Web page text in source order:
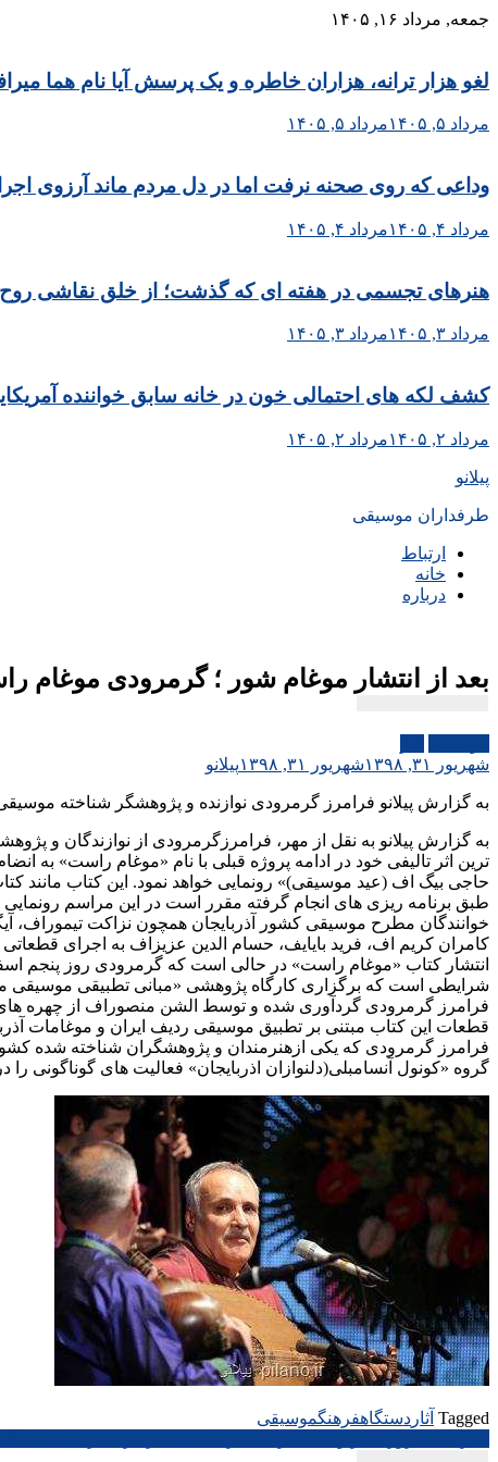
Skip
جمعه, مرداد ۱۶, ۱۴۰۵
لغو هزار ترانه، هزاران خاطره و یک پرسش آیا نام هما
مرداد ۵, ۱۴۰۵ مرداد ۵, ۱۴۰۵
وداعی که روی صحنه نرفت اما در دل مردم ماند آرزوی
مرداد ۴, ۱۴۰۵ مرداد ۴, ۱۴۰۵
هنرهای تجسمی در هفته ای که گذشت؛ از خلق نقاشی روح
مرداد ۳, ۱۴۰۵ مرداد ۳, ۱۴۰۵
کشف لکه های احتمالی خون در خانه سابق خواننده
مرداد ۲, ۱۴۰۵ مرداد ۲, ۱۴۰۵
پیلانو
طرفداران موسیقی
ارتباط
خانه
درباره
بعد از انتشار موغام شور ؛ گرمرودی موغام
شهریور ۳۱, ۱۳۹۸
شهریور ۳۱, ۱۳۹۸ پیلانو
به گزارش پیلانو فرامرز گرمرودی نوازنده و پژوهشگر شناخته
به گزارش پیلانو به نقل از مهر، فرامرزگرمرودی از نوازندگان و
ترین اثر تالیفی خود در ادامه پروژه قبلی با نام «موغام راست» به
حاجی بیگ اف (عید موسیقی)» رونمایی خواهد نمود. این کتاب مانند
طبق برنامه ریزی های انجام گرفته مقرر است در این مراسم
خوانندگان مطرح موسیقی کشور آذربایجان همچون نزاکت تیموراف،
کامران کریم اف، فرید بایایف، حسام الدین عزیزاف به اجرای
انتشار کتاب «موغام راست» در حالی است که گرمرودی روز پنجم
شرایطی است که برگزاری کارگاه پژوهشی «مبانی تطبیقی موسیقی
فرامرز گرمرودی گردآوری شده و توسط الشن منصوراف از چهره
قطعات این کتاب مبتنی بر تطبیق موسیقی ردیف ایران و موغامات
فرامرز گرمرودی که یکی ازهنرمندان و پژوهشگران شناخته شده
گروه «کونول آنسامبلی(دلنوازان اذربایجان» فعالیت های
Tagged آثار دستگاهفرهنگموسیقی
راهبری